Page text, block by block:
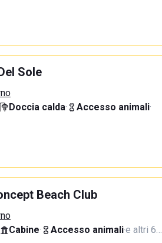
Sole
Doccia calda· Accesso animali·
Beach Club
Cabine· Accesso animali·e altri 6…